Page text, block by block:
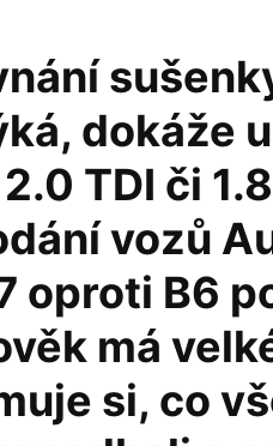
dokáže
TDI či
vozů
oproti B6
má
si, co